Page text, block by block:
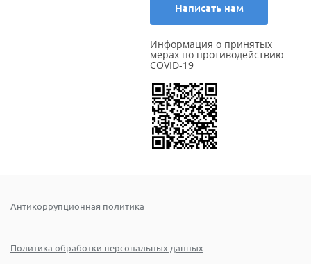
Написать нам
Информация о принятых
мерах по противодействию
COVID-19
Антикоррупционная политика
Политика обработки персональных данных